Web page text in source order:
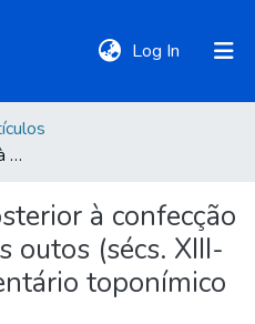
Log In (current)
Documentação posterior à confecção do tombo de toxos outos (sécs. XIII-XIV): edição e inventário toponímico
à confecção
outos (sécs. XIII-
toponímico